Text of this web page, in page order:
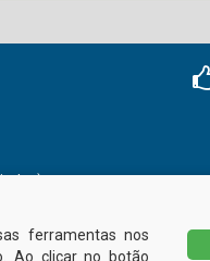
ferramentas nos
Ao clicar no botão